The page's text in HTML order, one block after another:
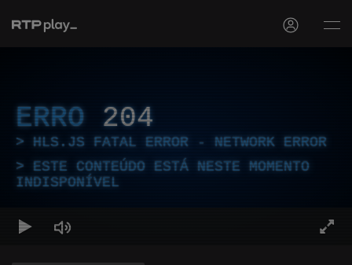
ERRO 204
HLS.JS FATAL ERROR - NETWORK ERROR
ESTE CONTEÚDO ESTÁ NESTE MOMENTO
INDISPONÍVEL